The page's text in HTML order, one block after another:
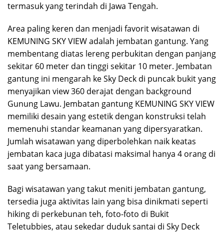
termasuk yang terindah di Jawa Tengah.
Area paling keren dan menjadi favorit wisatawan di
KEMUNING SKY VIEW adalah jembatan gantung. Yang
membentang diatas lereng perbukitan dengan panjang
sekitar 60 meter dan tinggi sekitar 10 meter. Jembatan
gantung ini mengarah ke Sky Deck di puncak bukit yang
menyajikan view 360 derajat dengan background
Gunung Lawu. Jembatan gantung KEMUNING SKY VIEW
memiliki desain yang estetik dengan konstruksi telah
memenuhi standar keamanan yang dipersyaratkan.
Jumlah wisatawan yang diperbolehkan naik keatas
jembatan kaca juga dibatasi maksimal hanya 4 orang di
saat yang bersamaan.
Bagi wisatawan yang takut meniti jembatan gantung,
tersedia juga aktivitas lain yang bisa dinikmati seperti
hiking di perkebunan teh, foto-foto di Bukit
Teletubbies, atau sekedar duduk santai di Sky Deck